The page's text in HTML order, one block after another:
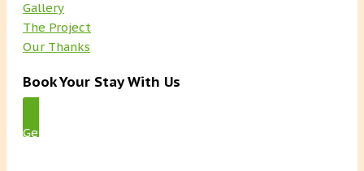
Gallery
The Project
Our Thanks
Book Your Stay With Us
Get Started